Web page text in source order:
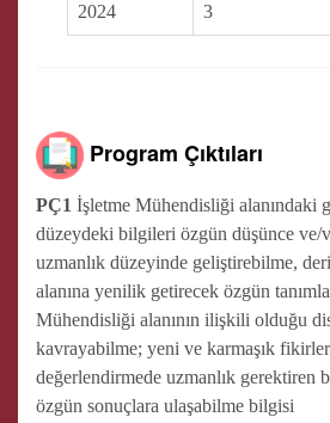
2024 3
Program Çıktıları
PÇ1 İşletme Mühendisliği alanındaki
düzeydeki bilgileri özgün düşünce ve/
uzmanlık düzeyinde geliştirebilme,
alanına yenilik getirecek özgün
Mühendisliği alanının ilişkili olduğu
kavrayabilme; yeni ve karmaşık
değerlendirmede uzmanlık gerektiren
özgün sonuçlara ulaşabilme bilgisi